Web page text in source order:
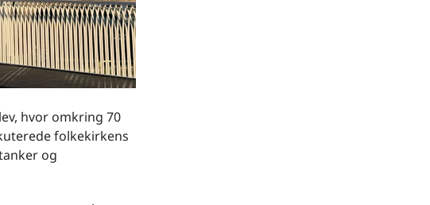
hvor omkring 70
folkekirkens
og